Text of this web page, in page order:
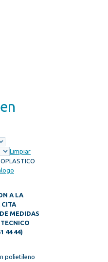
Limpiar
A LA
CITA
MEDIDAS
44 44)
polietileno